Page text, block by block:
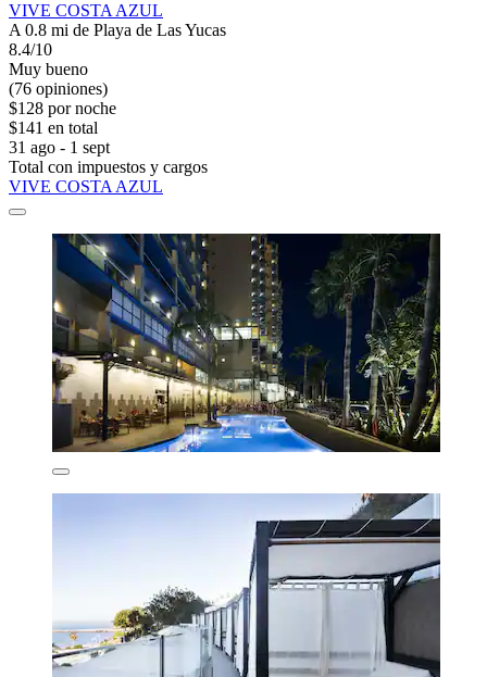
VIVE COSTA AZUL
A 0.8 mi de Playa de Las Yucas
8.4/10
Muy bueno
(76 opiniones)
$128 por noche
$141 en total
31 ago - 1 sept
Total con impuestos y cargos
VIVE COSTA AZUL